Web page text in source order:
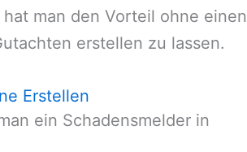
hat man den Vorteil ohne einen
erstellen zu lassen.
Erstellen
ein Schadensmelder in